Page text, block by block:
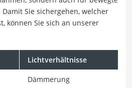
Sie sichergehen, welcher
können Sie sich an unserer
Lichtverhältnisse
Dämmerung